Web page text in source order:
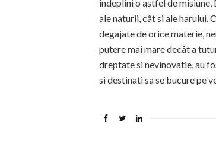
îndeplini o astfel de
ale naturii, cât si ale harului.
degajate de orice materie,
putere mai mare decât a
dreptate si nevinovatie, au
si destinati sa se bucure pe